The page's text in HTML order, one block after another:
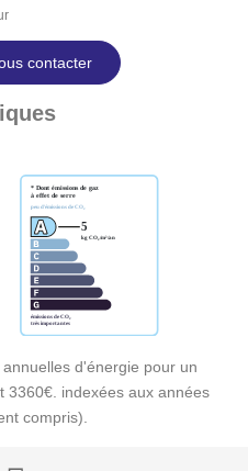
contacter
d'énergie pour un
3360€. indexées aux années
compris).